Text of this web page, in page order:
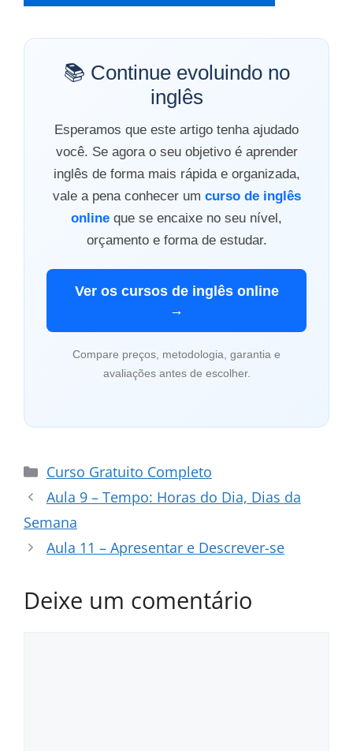
📚 Continue evoluindo no
inglês
Esperamos que este artigo tenha ajudado
você. Se agora o seu objetivo é aprender
inglês de forma mais rápida e organizada,
vale a pena conhecer um curso de inglês
online que se encaixe no seu nível,
orçamento e forma de estudar.
Ver os cursos de inglês online
→
Compare preços, metodologia, garantia e
avaliações antes de escolher.
Categorias
Curso Gratuito Completo
Aula 9 – Tempo: Horas do Dia, Dias da
Semana
Aula 11 – Apresentar e Descrever-se
Deixe um comentário